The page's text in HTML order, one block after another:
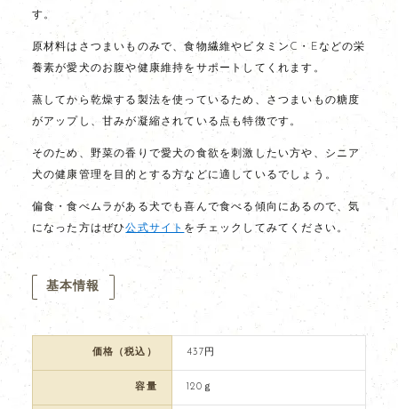
す。
原材料はさつまいものみで、食物繊維やビタミンC・Eなどの栄
養素が愛犬のお腹や健康維持をサポートしてくれます。
蒸してから乾燥する製法を使っているため、さつまいもの糖度
がアップし、甘みが凝縮されている点も特徴です。
そのため、野菜の香りで愛犬の食欲を刺激したい方や、シニア
犬の健康管理を目的とする方などに適しているでしょう。
偏食・食べムラがある犬でも喜んで食べる傾向にあるので、気
になった方はぜひ公式サイト をチェックしてみてください。
基本情報
価格（税込） 437円
容量 120ｇ